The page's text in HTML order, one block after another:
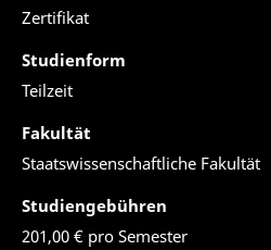
Zertifikat
Studienform
Teilzeit
Fakultät
Staatswissenschaftliche Fakultät
Studiengebühren
201,00 € pro Semester